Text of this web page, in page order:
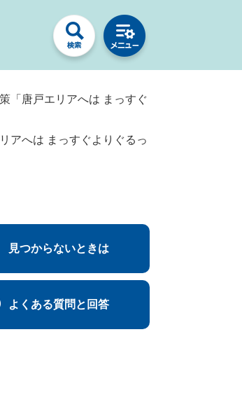
「唐戸エリアへは まっすぐ
アへは まっすぐよりぐるっ
見つからないときは
よくある質問と回答